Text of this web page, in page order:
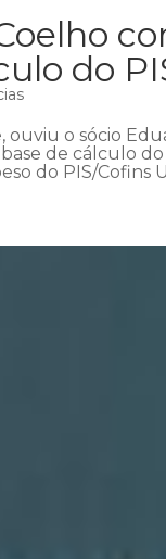
do
ouviu o sócio
de cálculo
do PIS/Cofins